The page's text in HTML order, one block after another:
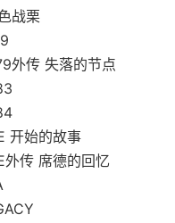
战栗
外传 失落的节点
开始的故事
传 席德的回忆